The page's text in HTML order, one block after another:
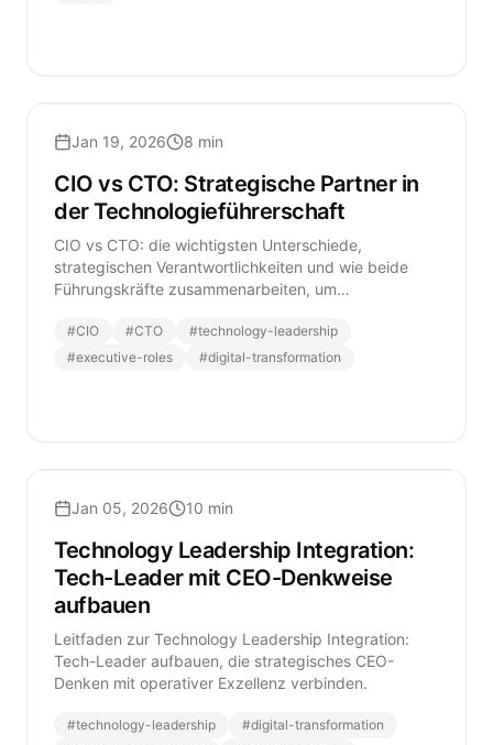
Jan 19, 2026 8 min
CIO vs CTO: Strategische Partner in
der Technologieführerschaft
CIO vs CTO: die wichtigsten Unterschiede,
strategischen Verantwortlichkeiten und wie beide
Führungskräfte zusammenarbeiten, um
#CIO #CTO #technology-leadership
#executive-roles #digital-transformation
Jan 05, 2026 10 min
Technology Leadership Integration:
Tech-Leader mit CEO-Denkweise
aufbauen
Leitfaden zur Technology Leadership Integration:
Tech-Leader aufbauen, die strategisches CEO-
Denken mit operativer Exzellenz verbinden.
#technology-leadership #digital-transformation